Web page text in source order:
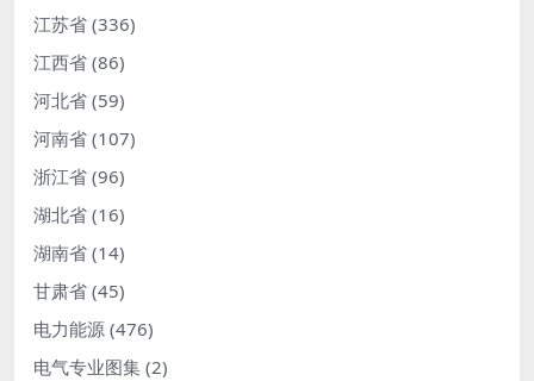
江苏省 (336)
江西省 (86)
河北省 (59)
河南省 (107)
浙江省 (96)
湖北省 (16)
湖南省 (14)
甘肃省 (45)
电力能源 (476)
电气专业图集 (2)